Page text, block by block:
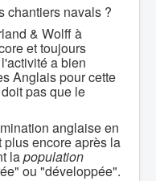
chantiers navals ?
& Wolff à
et toujours
a bien
Anglais pour cette
pas que le
anglaise en
plus encore après la
lapopulation
ou "développée".